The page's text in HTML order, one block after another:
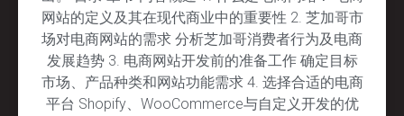
网站的定义及其在现代商业中的重要性 2. 芝加哥市
场对电商网站的需求 分析芝加哥消费者行为及电商
发展趋势 3. 电商网站开发前的准备工作 确定目标
市场、产品种类和网站功能需求 4. 选择合适的电商
平台 Shopify、WooCommerce与自定义开发的优